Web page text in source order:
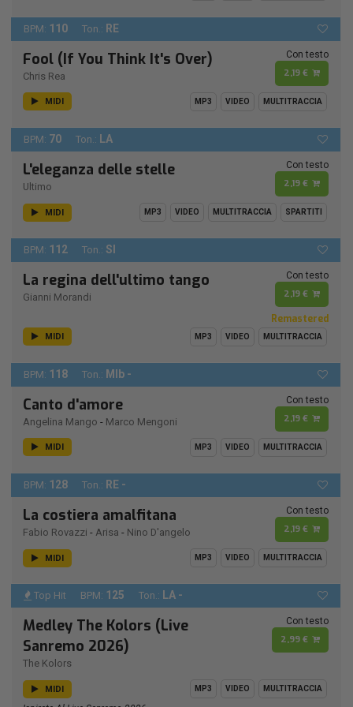
BPM: 110 Ton.: RE
Fool (If You Think It's Over)
Chris Rea
Con testo
2,19 €
MIDI MP3 VIDEO MULTITRACCIA
BPM: 70 Ton.: LA
L'eleganza delle stelle
Ultimo
Con testo
2,19 €
MIDI MP3 VIDEO MULTITRACCIA SPARTITI
BPM: 112 Ton.: SI
La regina dell'ultimo tango
Gianni Morandi
Con testo
2,19 €
Remastered
MIDI MP3 VIDEO MULTITRACCIA
BPM: 118 Ton.: MIb -
Canto d'amore
Angelina Mango - Marco Mengoni
Con testo
2,19 €
MIDI MP3 VIDEO MULTITRACCIA
BPM: 128 Ton.: RE -
La costiera amalfitana
Fabio Rovazzi - Arisa - Nino D'angelo
Con testo
2,19 €
MIDI MP3 VIDEO MULTITRACCIA
Top Hit BPM: 125 Ton.: LA -
Medley The Kolors (Live
Sanremo 2026)
The Kolors
Con testo
2,99 €
MIDI MP3 VIDEO MULTITRACCIA